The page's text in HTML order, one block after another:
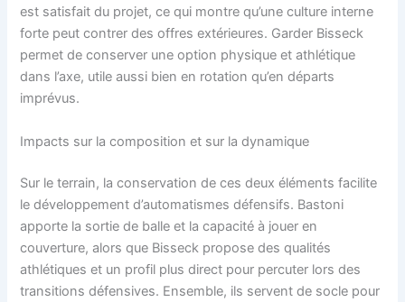
est satisfait du projet, ce qui montre qu’une culture interne
forte peut contrer des offres extérieures. Garder Bisseck
permet de conserver une option physique et athlétique
dans l’axe, utile aussi bien en rotation qu’en départs
imprévus.
Impacts sur la composition et sur la dynamique
Sur le terrain, la conservation de ces deux éléments facilite
le développement d’automatismes défensifs. Bastoni
apporte la sortie de balle et la capacité à jouer en
couverture, alors que Bisseck propose des qualités
athlétiques et un profil plus direct pour percuter lors des
transitions défensives. Ensemble, ils servent de socle pour